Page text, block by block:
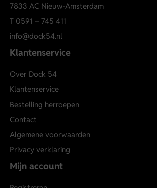
7833 AC Nieuw-Amsterdam
T 0591 – 745 411
info@dock54.nl
Klantenservice
Over Dock 54
Klantenservice
Bestelling herroepen
Contact
Algemene voorwaarden
Privacy verklaring
Mijn account